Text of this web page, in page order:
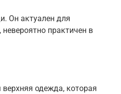
Он актуален для
практичен в
одежда, которая